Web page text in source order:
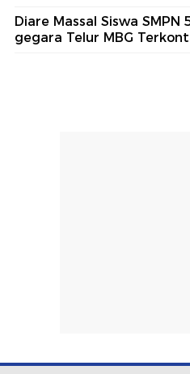
Diare Massal Siswa SMPN
gegara Telur MBG